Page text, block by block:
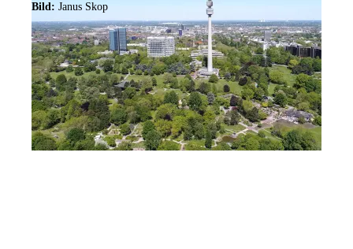
Bild: Janus Skop